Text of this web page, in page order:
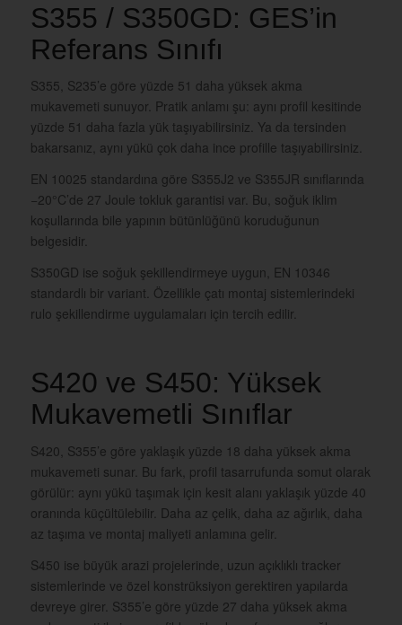
S355 / S350GD: GES’in
Referans Sınıfı
S355, S235’e göre yüzde 51 daha yüksek akma
mukavemeti sunuyor. Pratik anlamı şu: aynı profil kesitinde
yüzde 51 daha fazla yük taşıyabilirsiniz. Ya da tersinden
bakarsanız, aynı yükü çok daha ince profille taşıyabilirsiniz.
EN 10025 standardına göre S355J2 ve S355JR sınıflarında
−20°C’de 27 Joule tokluk garantisi var. Bu, soğuk iklim
koşullarında bile yapının bütünlüğünü koruduğunun
belgesidir.
S350GD ise soğuk şekillendirmeye uygun, EN 10346
standardlı bir variant. Özellikle çatı montaj sistemlerindeki
rulo şekillendirme uygulamaları için tercih edilir.
S420 ve S450: Yüksek
Mukavemetli Sınıflar
S420, S355’e göre yaklaşık yüzde 18 daha yüksek akma
mukavemeti sunar. Bu fark, profil tasarrufunda somut olarak
görülür: aynı yükü taşımak için kesit alanı yaklaşık yüzde 40
oranında küçültülebilir. Daha az çelik, daha az ağırlık, daha
az taşıma ve montaj maliyeti anlamına gelir.
S450 ise büyük arazi projelerinde, uzun açıklıklı tracker
sistemlerinde ve özel konstrüksiyon gerektiren yapılarda
devreye girer. S355’e göre yüzde 27 daha yüksek akma